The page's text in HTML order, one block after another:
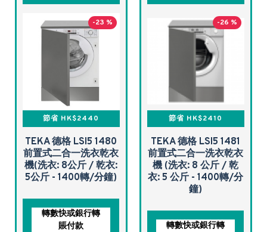
-23 %
節省 HK$2440
TEKA 德格 LSI5 1480
前置式二合一洗衣乾衣
機(洗衣: 8公斤 / 乾衣:
5公斤 - 1400轉/分鐘)
轉數快或銀行轉
賬付款
-26 %
節省 HK$2410
TEKA 德格 LSI5 1481
前置式二合一洗衣乾衣
機 (洗衣: 8 公斤 / 乾
衣: 5 公斤 - 1400轉/分
鐘)
轉數快或銀行轉